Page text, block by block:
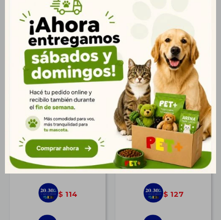
Productos que te pueden interesar
Juguete Pelota con
Cinta y Chifle 30,2 cm
$ 158
$ 114
Pelota Dog Maciza 60
mm
$ 176
$ 127